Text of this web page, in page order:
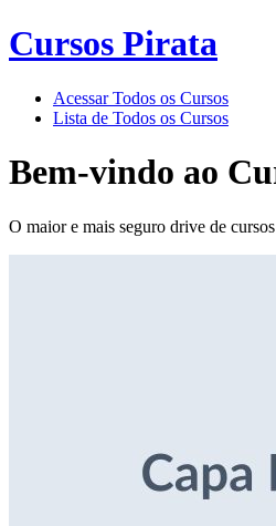
Cursos Pirata
Acessar Todos os Cursos
Lista de Todos os Cursos
Bem-vindo ao
O maior e mais seguro drive de